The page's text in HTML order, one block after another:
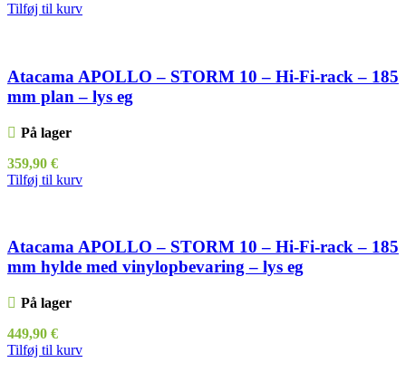
Tilføj til kurv
Atacama APOLLO – STORM 10 – Hi-Fi-rack – 185
mm plan – lys eg
På lager
359,90 €
Tilføj til kurv
Atacama APOLLO – STORM 10 – Hi-Fi-rack – 185
mm hylde med vinylopbevaring – lys eg
På lager
449,90 €
Tilføj til kurv